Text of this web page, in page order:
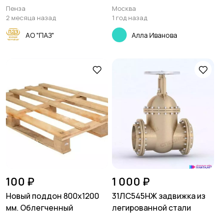
Пенза
2 месяца назад
АО "ПАЗ"
Москва
1 год назад
Алла Иванова
100 ₽
Новый поддон 800х1200
мм. Облегченный
1 000 ₽
31ЛС545НЖ задвижка из
легированной стали